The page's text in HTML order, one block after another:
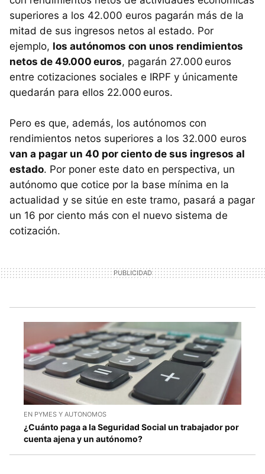
superiores a los 42.000 euros pagarán más de la
mitad de sus ingresos netos al estado. Por
ejemplo, los autónomos con unos rendimientos
netos de 49.000 euros, pagarán 27.000 euros
entre cotizaciones sociales e IRPF y únicamente
quedarán para ellos 22.000 euros.
Pero es que, además, los autónomos con
rendimientos netos superiores a los 32.000 euros
van a pagar un 40 por ciento de sus ingresos al
estado. Por poner este dato en perspectiva, un
autónomo que cotice por la base mínima en la
actualidad y se sitúe en este tramo, pasará a pagar
un 16 por ciento más con el nuevo sistema de
cotización.
EN PYMES Y AUTONOMOS
¿Cuánto paga a la Seguridad Social un trabajador por
cuenta ajena y un autónomo?